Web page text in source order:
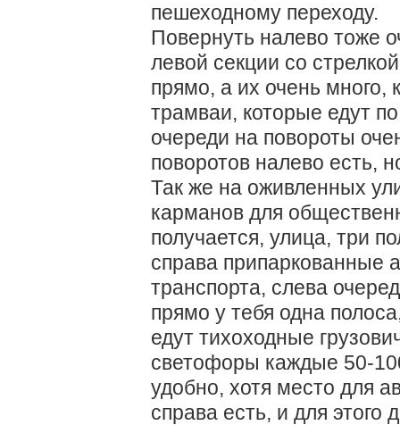
пешеходному переходу.
Повернуть налево тоже
левой секции со
прямо, а их очень много,
трамваи, которые едут
очереди на повороты
поворотов налево есть,
Так же на оживленных
карманов для
получается, улица, три
справа припаркованные
транспорта, слева
прямо у тебя одна
едут тихоходные
светофоры каждые 50-
удобно, хотя место для
справа есть, и для этого